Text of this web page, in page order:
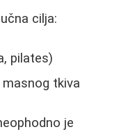
cilja:
pilates)
tkiva
je